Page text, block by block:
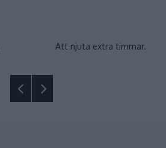
Att njuta extra timmar.